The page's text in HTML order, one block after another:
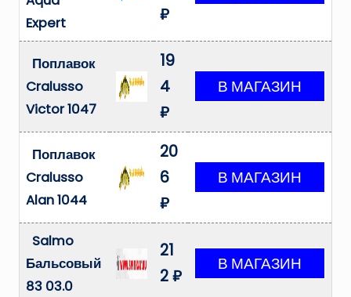
Expert
₽
Поплавок
Cralusso
Victor 1047
19
4
₽
Поплавок
Cralusso
Alan 1044
20
6
₽
Salmo
Бальсовый
83 03.0
21
2 ₽